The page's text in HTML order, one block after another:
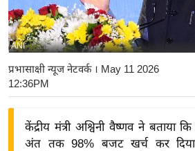
ष्ट्री
य
बि
ज़
ने
स
द्यो
ANI
प्रभासाक्षी न्यूज नेटवर्क। May 11 2026
12:36PM
केंद्रीय मंत्री अश्विनी वैष्णव ने बताया
अंत तक 98% बजट खर्च कर